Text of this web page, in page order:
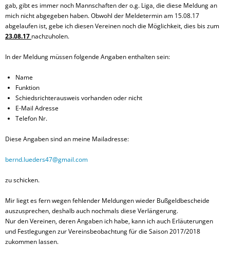
gab, gibt es immer noch Mannschaften der o.g. Liga, die diese Meldung an
mich nicht abgegeben haben. Obwohl der Meldetermin am 15.08.17
abgelaufen ist, gebe ich diesen Vereinen noch die Möglichkeit, dies bis zum
23.08.17 nachzuholen.
In der Meldung müssen folgende Angaben enthalten sein:
Name
Funktion
Schiedsrichterausweis vorhanden oder nicht
E-Mail Adresse
Telefon Nr.
Diese Angaben sind an meine Mailadresse:
bernd.lueders47@gmail.com
zu schicken.
Mir liegt es fern wegen fehlender Meldungen wieder Bußgeldbescheide
auszusprechen, deshalb auch nochmals diese Verlängerung.
Nur den Vereinen, deren Angaben ich habe, kann ich auch Erläuterungen
und Festlegungen zur Vereinsbeobachtung für die Saison 2017/2018
zukommen lassen.